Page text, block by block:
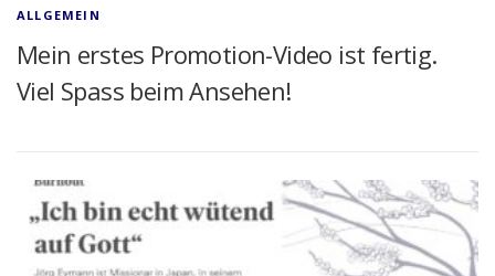
ALLGEMEIN
Mein erstes Promotion-Video ist fertig.
Viel Spass beim Ansehen!